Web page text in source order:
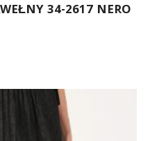
34-2617 NERO